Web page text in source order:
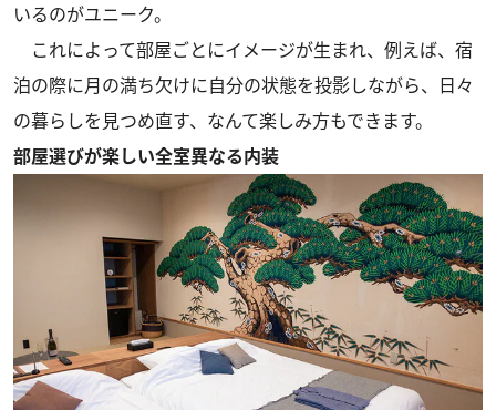
いるのがユニーク。
これによって部屋ごとにイメージが生まれ、例えば、宿
泊の際に月の満ち欠けに自分の状態を投影しながら、日々
の暮らしを見つめ直す、なんて楽しみ方もできます。
部屋選びが楽しい全室異なる内装